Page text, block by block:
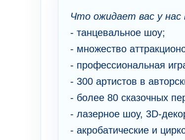
Что ожидает вас у нас
- танцевальное шоу;
- множество
- профессиональная
- 300 артистов в
- более 80 сказочных
- лазерное шоу, 3D-
- акробатические и